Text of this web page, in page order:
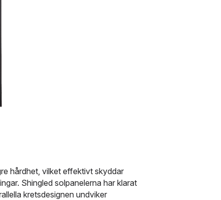
hårdhet, vilket effektivt skyddar
Shingled solpanelerna har klarat
kretsdesignen undviker